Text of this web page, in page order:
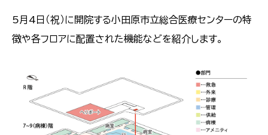
5月4日（祝）に開院する小田原市立総合医療センターの特
徴や各フロアに配置された機能などを紹介します。